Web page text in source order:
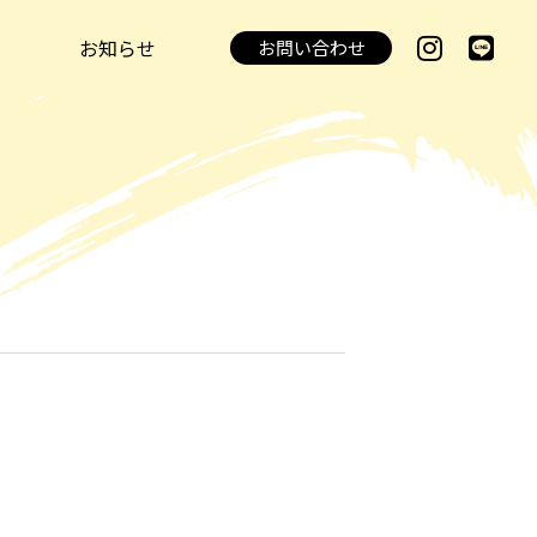
お知らせ お問い合わせ